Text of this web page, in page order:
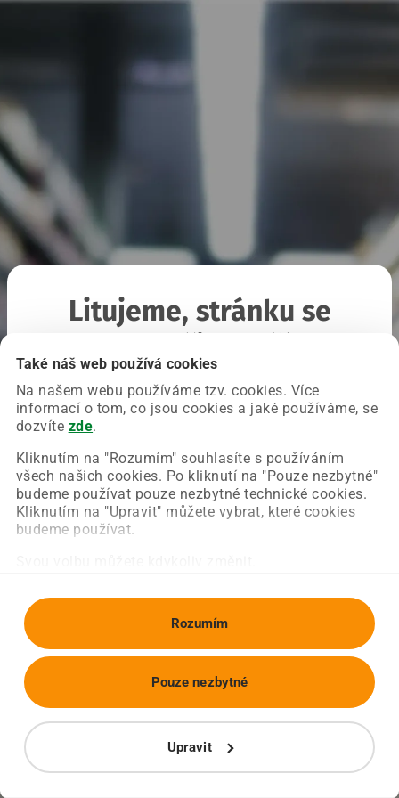
Také náš web používá cookies
Na našem webu používáme tzv. cookies. Více
informací o tom, co jsou cookies a jaké používáme, se
dozvíte zde.
Kliknutím na "Rozumím" souhlasíte s používáním
všech našich cookies. Po kliknutí na "Pouze nezbytné"
budeme používat pouze nezbytné technické cookies.
Kliknutím na "Upravit" můžete vybrat, které cookies
budeme používat.
Rozumím
Upravit
Pouze nezbytné
Litujeme, stránku se
Chyba nastala na naší straně a už ji opravujeme.
Zkuste prosím znovu načíst požadovanou stránku.
Obnovit stránku Úvodní strana